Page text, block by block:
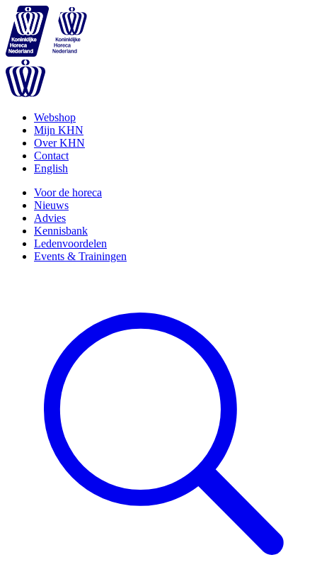
Webshop
Mijn KHN
Over KHN
Contact
English
Voor de horeca
Nieuws
Advies
Kennisbank
Ledenvoordelen
Events & Trainingen